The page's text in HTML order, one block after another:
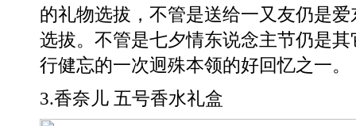
的礼物选拔，不管是送给一又友仍是
选拔。不管是七夕情东说念主节仍是
行健忘的一次迥殊本领的好回忆之一。
3.香奈儿 五号香水礼盒